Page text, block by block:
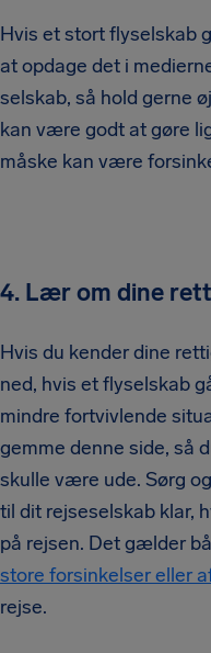
Hvis et stort flyselskab
at opdage det i
selskab, så hold gerne
kan være godt at gøre
måske kan være
4. Lær om dine
Hvis du kender dine
ned, hvis et flyselskab
mindre fortvivlende
gemme denne side, så
skulle være ude. Sørg
til dit rejseselskab klar,
på rejsen. Det gælder
store forsinkelser eller
rejse.